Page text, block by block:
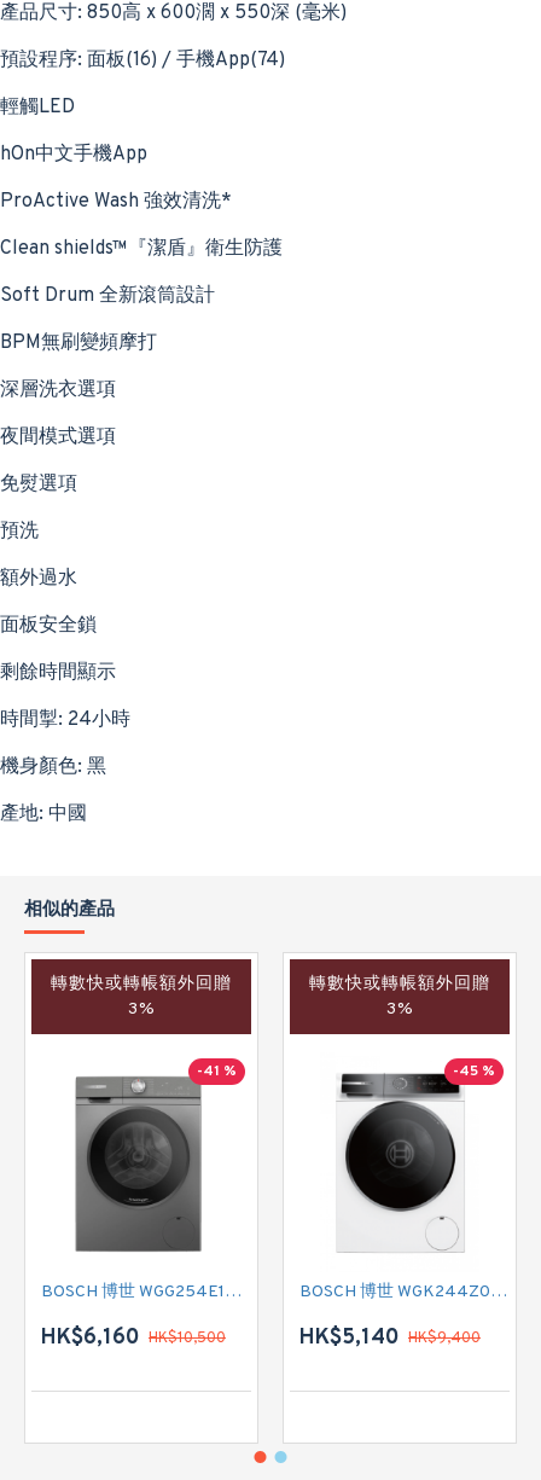
產品尺寸: 850高 x 600濶 x 550深 (毫米)
預設程序: 面板(16) / 手機App(74)
輕觸LED
hOn中文手機App
ProActive Wash 強效清洗*
Clean shields™『潔盾』衛生防護
Soft Drum 全新滾筒設計
BPM無刷變頻摩打
深層洗衣選項
夜間模式選項
免熨選項
預洗
額外過水
面板安全鎖
剩餘時間顯示
時間掣: 24小時
機身顏色: 黑
產地: 中國
相似的產品
轉數快或轉帳額外回贈
3%
-41 %
BOSCH 博世 WGG254E1HK 前置式洗衣機 (10 公斤,1400 轉/分鐘)
HK$6,160 HK$10,500
轉數快或轉帳額外回贈
3%
-45 %
BOSCH 博世 WGK244Z0HK 前置式洗衣機 (9 公斤,1400 轉/分鐘)
HK$5,140 HK$9,400